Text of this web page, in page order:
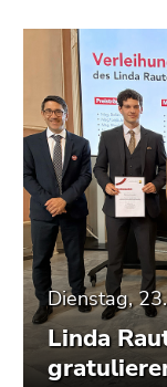
Dienstag,
Linda